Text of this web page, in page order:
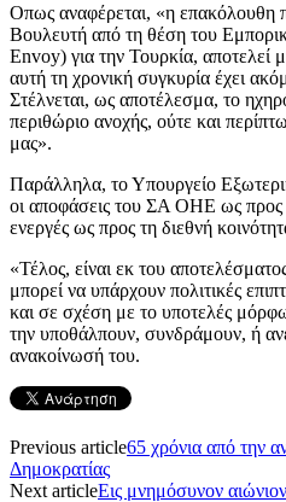
Οπως αναφέρεται, «η επακόλουθη
Βουλευτή από τη θέση του
Envoy) για την Τουρκία, αποτελεί
αυτή τη χρονική συγκυρία έχει
Στέλνεται, ως αποτέλεσμα, το
περιθώριο ανοχής, ούτε και
μας».
Παράλληλα, το Υπουργείο
οι αποφάσεις του ΣΑ ΟΗΕ ως προς
ενεργές ως προς τη διεθνή
«Τέλος, είναι εκ του
μπορεί να υπάρχουν πολιτικές
και σε σχέση με το υποτελές
την υποθάλπουν, συνδράμουν, ή
ανακοίνωσή του.
Previous article65 χρόνια από την
Δημοκρατίας
Next articleΕις μνημόσυνον